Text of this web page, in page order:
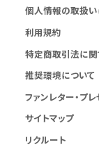
個人情報の取扱い
利用規約
特定商取引法に
推奨環境について
ファンレター・プ
サイトマップ
リクルート